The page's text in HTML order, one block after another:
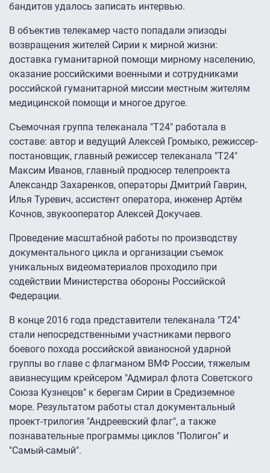
бандитов удалось записать интервью.
В объектив телекамер часто попадали эпизоды
возвращения жителей Сирии к мирной жизни:
доставка гуманитарной помощи мирному населению,
оказание российскими военными и сотрудниками
российской гуманитарной миссии местным жителям
медицинской помощи и многое другое.
Съемочная группа телеканала "Т24" работала в
составе: автор и ведущий Алексей Громыко, режиссер-
постановщик, главный режиссер телеканала "Т24"
Максим Иванов, главный продюсер телепроекта
Александр Захаренков, операторы Дмитрий Гаврин,
Илья Туревич, ассистент оператора, инженер Артём
Кочнов, звукооператор Алексей Докучаев.
Проведение масштабной работы по производству
документального цикла и организации съемок
уникальных видеоматериалов проходило при
содействии Министерства обороны Российской
Федерации.
В конце 2016 года представители телеканала "Т24"
стали непосредственными участниками первого
боевого похода российской авианосной ударной
группы во главе с флагманом ВМФ России, тяжелым
авианесущим крейсером "Адмирал флота Советского
Союза Кузнецов" к берегам Сирии в Средиземное
море. Результатом работы стал документальный
проект-трилогия "Андреевский флаг", а также
познавательные программы циклов "Полигон" и
"Самый-самый".